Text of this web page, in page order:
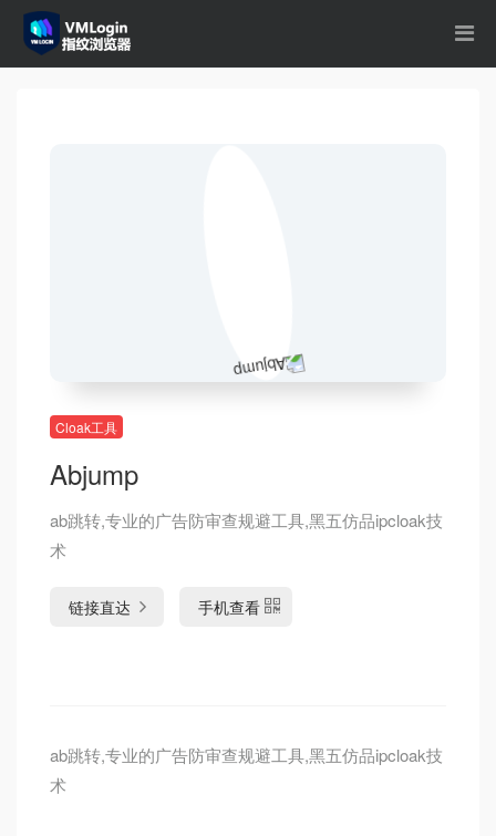
Cloak工具
Abjump
ab跳转,专业的广告防审查规避工具,黑五仿品ipcloak技
术
链接直达 手机查看
ab跳转,专业的广告防审查规避工具,黑五仿品ipcloak技
术